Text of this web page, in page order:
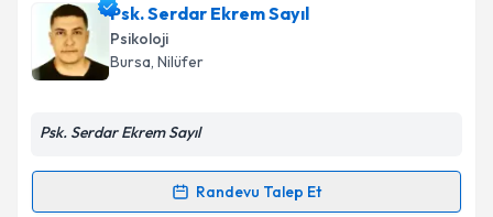
Psk. Yaren Aydın Dalkılıçiçin randevu takvimi talebi
oluşturun. Size bu uzmandan randevu almanız için bir
takvim hazırlandığında e-posta ile bilgilendireceğiz.
Kişisel verilerimin işlenmesine ilişkinAydınlatma
Psk. Serdar Ekrem Sayıl
Psikoloji
Bursa, Nilüfer
Psk. Serdar Ekrem Sayıl
Randevu Talep Et
Randevu Takvimi Talebi